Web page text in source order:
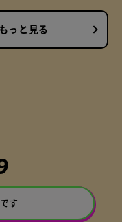
っと見る
す